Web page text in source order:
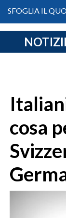
CRONACA
MEDIO
SASSARI E
GALLURA
NUORO E
OGLIASTRA
AGENDA
SFOGLIA IL
cosa